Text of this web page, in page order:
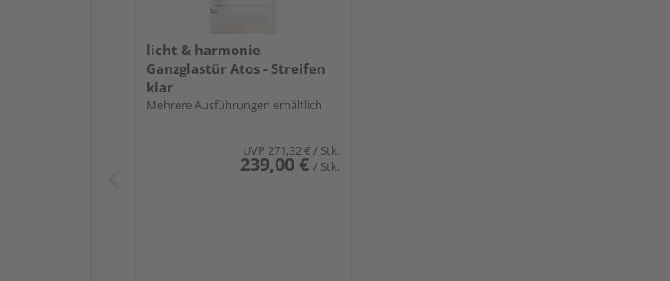
licht & harmonie
Ganzglastür Atos - Streifen
klar
Mehrere Ausführungen erhältlich
UVP 271,32 €/ Stk.
239,00 € / Stk.